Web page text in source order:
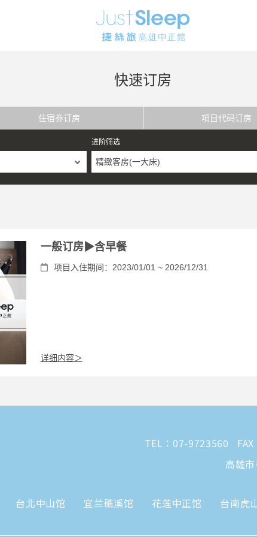
快速订房
住宿券订房 項目代码订房
进阶筛选
精緻客房(一大床)
一般订房▶含早餐
项目入住期间：2023/01/01 ~ 2026/12/31
详细内容＞
TEL： 07-9723560
高雄
台北中山馆 宜兰礁溪馆 花莲中正馆 台南虎